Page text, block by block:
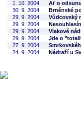
1. 10. 2004
Ať o
30. 9. 2004
Brněnské
29. 9. 2004
Vůdcovský
29. 9. 2004
29. 9. 2004
Vlakové
29. 9. 2004
Jde o
27. 9. 2004
24. 9. 2004
Nádraží u